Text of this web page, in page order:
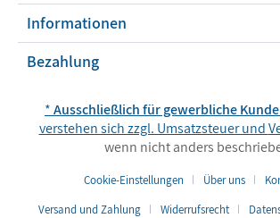
Informationen
Bezahlung
*Ausschließlich für gewerbliche
verstehen sich zzgl. Umsatzsteuer und
wenn nicht anders
Cookie-Einstellungen Über uns
Versand und Zahlung
Widerrufsrecht